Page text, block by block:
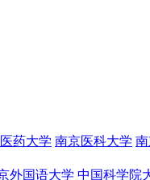
药大学 南京医科大学
外国语大学 中国科学院